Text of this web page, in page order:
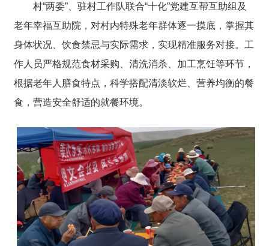
村“两委”、驻村工作队联合“十化”党建互帮互助组及
老年幸福互助院，对村内特殊老年群体逐一摸底，掌握其
身体状况、饮食禁忌与实际需求，实现精准服务对接。工
作人员严格规范食材采购、清洗消杀、加工烹饪等环节，
根据老年人膳食特点，科学搭配清淡软烂、营养均衡的餐
食，营造安全舒适的就餐环境。